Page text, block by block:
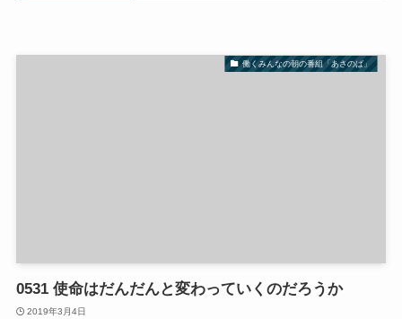
働くみんなの朝の番組「あさのば」
0531 使命はだんだんと変わっていくのだろうか
2019年3月4日